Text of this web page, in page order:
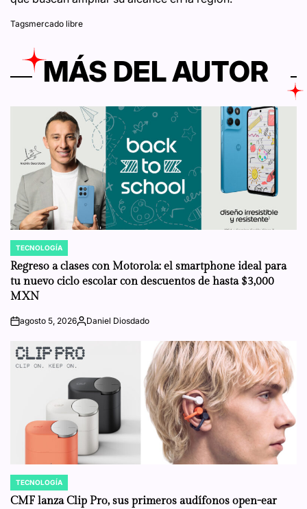
Tagsmercado libre
MÁS DEL AUTOR
POSTED
IN
TECNOLOGÍA
Regreso a clases con Motorola: el smartphone ideal para
tu nuevo ciclo escolar con descuentos de hasta $3,000
MXN
onagosto 5, 2026Posted
Daniel Diosdado
POSTED
IN
TECNOLOGÍA
CMF lanza Clip Pro, sus primeros audífonos open-ear